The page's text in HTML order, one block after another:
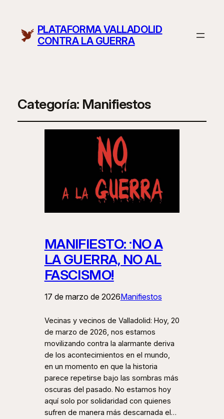
PLATAFORMA VALLADOLID
CONTRA LA GUERRA
Categoría: Manifiestos
MANIFIESTO: ¡NO A
LA GUERRA, NO AL
FASCISMO!
17 de marzo de 2026Manifiestos
Vecinas y vecinos de Valladolid: Hoy, 20
de marzo de 2026, nos estamos
movilizando contra la alarmante deriva
de los acontecimientos en el mundo,
en un momento en que la historia
parece repetirse bajo las sombras más
oscuras del pasado. No estamos hoy
aquí solo por solidaridad con quienes
sufren de manera más descarnada el…